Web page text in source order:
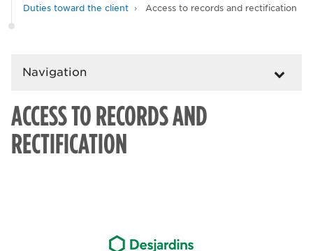
Duties toward the client
Access to records and rectification
Navigation
ACCESS TO RECORDS AND
RECTIFICATION